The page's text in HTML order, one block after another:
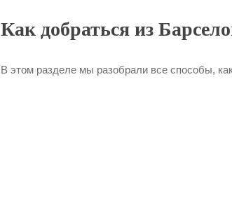
Как добраться из
В этом разделе мы разобрали все способы,